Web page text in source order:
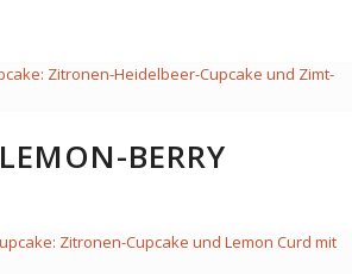
LEMON-BERRY